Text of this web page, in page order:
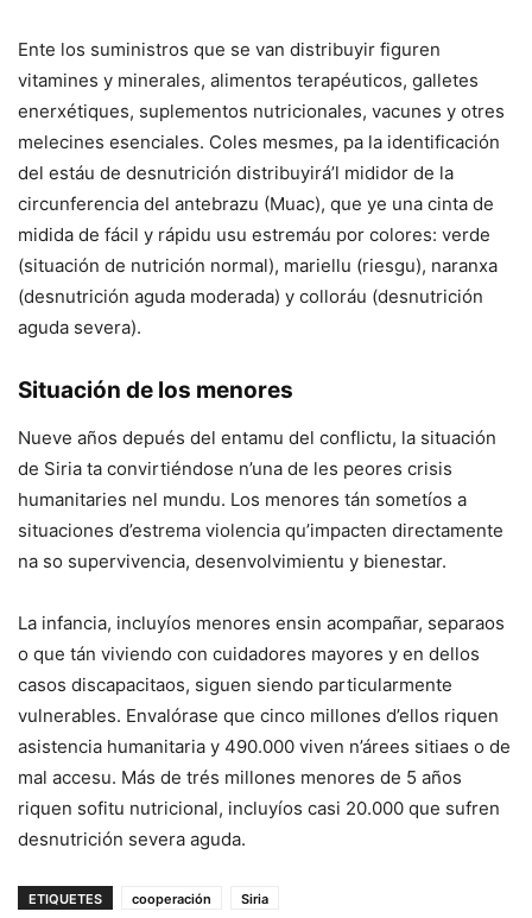
Ente los suministros que se van distribuyir figuren
vitamines y minerales, alimentos terapéuticos, galletes
enerxétiques, suplementos nutricionales, vacunes y otres
melecines esenciales. Coles mesmes, pa la identificación
del estáu de desnutrición distribuyirá’l mididor de la
circunferencia del antebrazu (Muac), que ye una cinta de
midida de fácil y rápidu usu estremáu por colores: verde
(situación de nutrición normal), mariellu (riesgu), naranxa
(desnutrición aguda moderada) y colloráu (desnutrición
aguda severa).
Situación de los menores
Nueve años depués del entamu del conflictu, la situación
de Siria ta convirtiéndose n’una de les peores crisis
humanitaries nel mundu. Los menores tán sometíos a
situaciones d’estrema violencia qu’impacten directamente
na so supervivencia, desenvolvimientu y bienestar.
La infancia, incluyíos menores ensin acompañar, separaos
o que tán viviendo con cuidadores mayores y en dellos
casos discapacitaos, siguen siendo particularmente
vulnerables. Envalórase que cinco millones d’ellos riquen
asistencia humanitaria y 490.000 viven n’árees sitiaes o de
mal accesu. Más de trés millones menores de 5 años
riquen sofitu nutricional, incluyíos casi 20.000 que sufren
desnutrición severa aguda.
ETIQUETES cooperación Siria